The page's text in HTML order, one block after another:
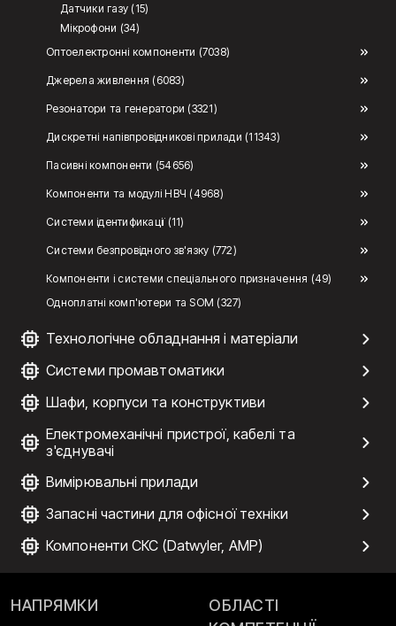
Датчики газу (15)
Мікрофони (34)
Оптоелектронні компоненти (7038)
Джерела живлення (6083)
Резонатори та генератори (3321)
Дискретні напівпровідникові прилади (11343)
Пасивні компоненти (54656)
Компоненти та модулі НВЧ (4968)
Системи ідентификації (11)
Системи безпровідного зв'язку (772)
Компоненти і системи спеціального призначення (49)
Одноплатні комп'ютери та SOM (327)
Технологічне обладнання і матеріали
Системи промавтоматики
Шафи, корпуси та конструктиви
Електромеханічні пристрої, кабелі та
з'єднувачі
Вимірювальні прилади
Запасні частини для офісної техніки
Компоненти СКС (Datwyler, AMP)
НАПРЯМКИ
ОБЛАСТІ